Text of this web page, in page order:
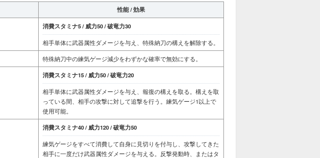
性能 / 効果
消費スタミナ5 / 威力50 / 破竜力30
相手単体に武器属性ダメージを与え、特殊納刀の構えを解除する。
特殊納刀中の練気ゲージ減少をわずかな確率で無効にする。
消費スタミナ15 / 威力50 / 破竜力20
相手単体に武器属性ダメージを与え、報復の構えを取る。構えを取
っている間、相手の攻撃に対して追撃を行う。練気ゲージ1以上で
使用可能。
消費スタミナ40 / 威力120 / 破竜力50
練気ゲージをすべて消費して自身に見切りを付与し、攻撃してきた
相手に一度だけ武器属性ダメージを与える。反撃発動時、またはタ